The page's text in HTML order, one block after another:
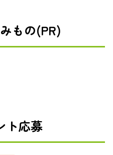
もの(PR)
ト応募